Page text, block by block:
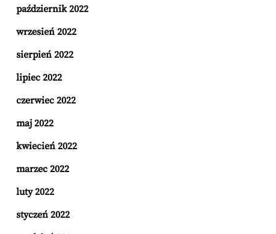
październik 2022
wrzesień 2022
sierpień 2022
lipiec 2022
czerwiec 2022
maj 2022
kwiecień 2022
marzec 2022
luty 2022
styczeń 2022